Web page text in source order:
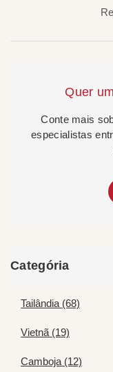
Quer
Conte mais
especialistas
Categória
Tailândia (68)
Vietnã (19)
Camboja (12)